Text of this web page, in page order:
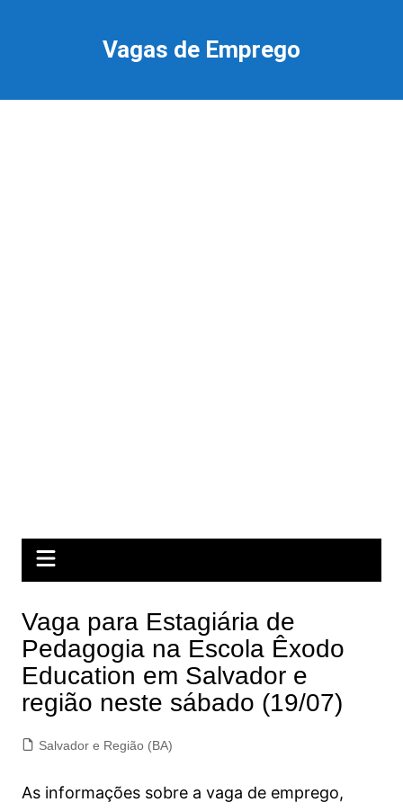
Vagas de Emprego
Vaga para Estagiária de
Pedagogia na Escola Êxodo
Education em Salvador e
região neste sábado (19/07)
Salvador e Região (BA)
As informações sobre a vaga de emprego,